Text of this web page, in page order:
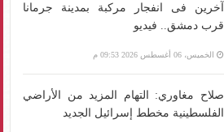
آخرين فى انفجار مركبة بمدينة جرمانا
قرب دمشق.. فيديو
الخميس، 06 أغسطس 2026 09:53 م
صلاح مغاوري: التهام المزيد من الأراضي
الفلسطينية مخطط إسرائيل الجديد